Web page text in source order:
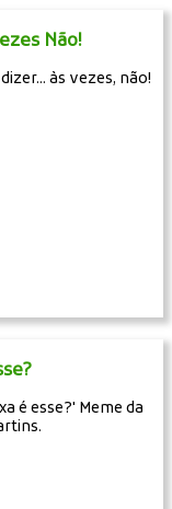
Não!
às vezes, não!
é esse?' Meme da